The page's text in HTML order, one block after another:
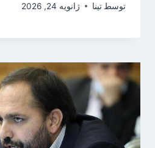
توسط تینا ژانویه 24, 2026